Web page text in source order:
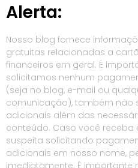
Alerta:
Nosso blog fornece
gratuitas relacionadas a
financeiros em geral. É
solicitamos nenhum
(seja no blog, e-mail ou
comunicação), também não
adicionais além das
conteúdo. Caso você
suspeita solicitando
adicionais em nosso nome,